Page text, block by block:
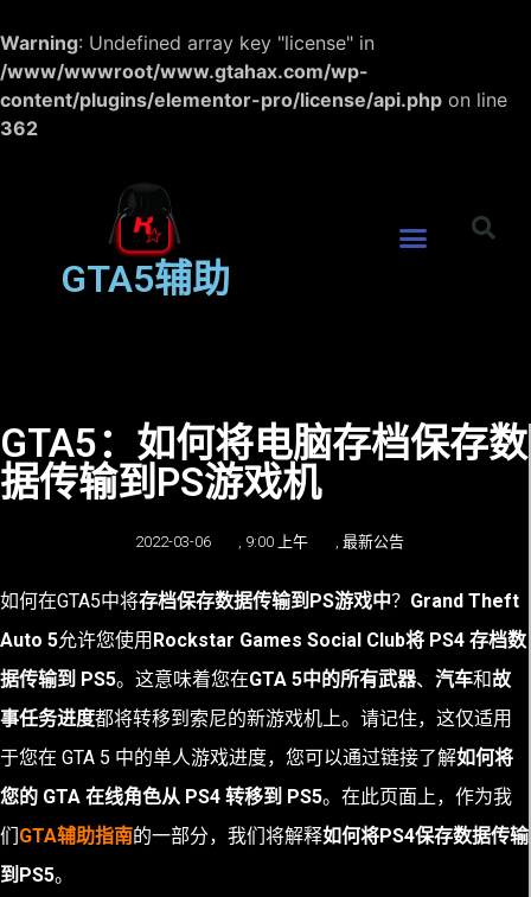
Warning: Undefined array key "license" in
/www/wwwroot/www.gtahax.com/wp-
content/plugins/elementor-pro/license/api.php on line
362
GTA5辅助
GTA5：如何将电脑存档保存数
据传输到PS游戏机
2022-03-06 9:00 上午 最新公告
如何在GTA5中将存档保存数据传输到PS游戏中？ Grand Theft
Auto 5允许您使用 Rockstar Games Social Club将 PS4 存档数
据传输到 PS5。这意味着您在GTA 5中的所有武器、 汽车和故
事任务进度都将转移到索尼的新游戏机上。请记住，这仅适用
于您在 GTA 5 中的单人游戏进度，您可以通过链接了解如何将
您的 GTA 在线角色从 PS4 转移到 PS5。在此页面上，作为我
们GTA辅助指南的一部分，我们将解释如何将PS4保存数据传输
到PS5。